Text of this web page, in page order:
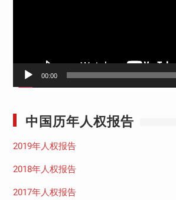
00:00
中国历年人权报告
2019年人权报告
2018年人权报告
2017年人权报告